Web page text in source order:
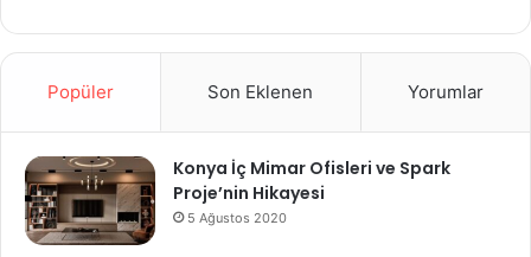
Popüler Son Eklenen Yorumlar
Konya İç Mimar Ofisleri ve Spark
Proje’nin Hikayesi
5 Ağustos 2020